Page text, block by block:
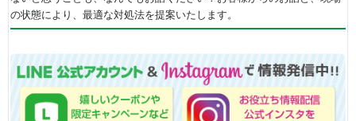
の状態により、最適な対処法を提案いたします。